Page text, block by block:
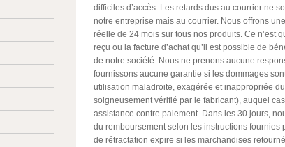
difficiles d’accès. Les retards dus au courrier ne
notre entreprise mais au courrier. Nous offrons
réelle de 24 mois sur tous nos produits. Ce n’est
reçu ou la facture d’achat qu’il est possible de
de notre société. Nous ne prenons aucune
fournissons aucune garantie si les dommages
utilisation maladroite, exagérée et inappropriée
soigneusement vérifié par le fabricant), auquel
assistance contre paiement. Dans les 30 jours,
du remboursement selon les instructions fournies
de rétractation expire si les marchandises